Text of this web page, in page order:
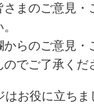
さまのご意見・
からのご意見・
でご了承くだ
はお役に立ちま